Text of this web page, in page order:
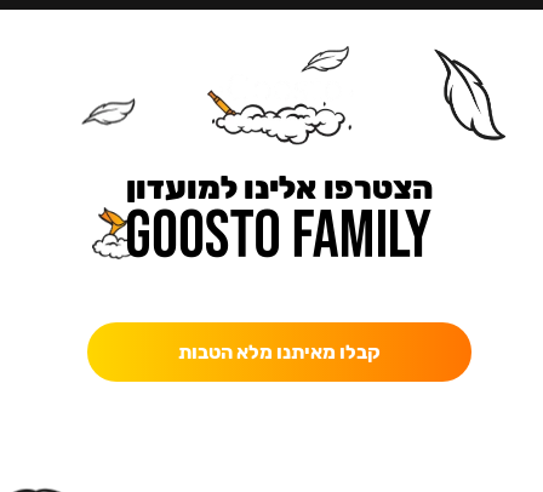
הצטרפו אלינו למועדון
קבלו מאיתנו מלא הטבות